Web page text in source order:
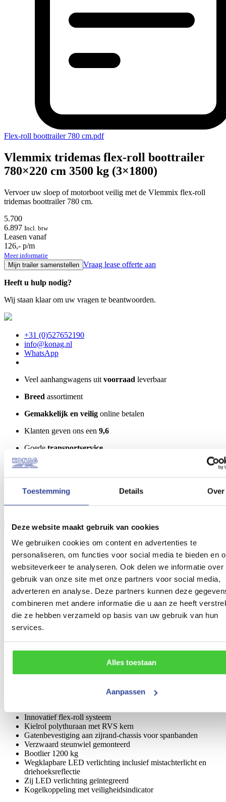
Toestemming Details Over
Deze website maakt gebruik van cookies
We gebruiken cookies om content en advertenties te
personaliseren, om functies voor social media te bieden en
websiteverkeer te analyseren. Ook delen we informatie over
gebruik van onze site met onze partners voor social media,
adverteren en analyse. Deze partners kunnen deze
combineren met andere informatie die u aan ze heeft
die ze hebben verzameld op basis van uw gebruik van hun
services.
Alles toestaan
Aanpassen
Flex-roll boottrailer 780 cm.pdf
Vlemmix tridemas flex-roll boottrailer
780×220 cm 3500 kg (3×1800)
Vervoer uw sloep of motorboot veilig met de Vlemmix flex-roll
tridemas boottrailer 780 cm.
5.700
6.897 Incl. btw
Leasen vanaf
126,- p/m
Meer informatie
Mijn trailer samenstellen Vraag lease offerte aan
Heeft u hulp nodig?
Wij staan klaar om uw vragen te beantwoorden.
+31 (0)527652190
info@konag.nl
WhatsApp
Veel aanhangwagens uit voorraad leverbaar
Breed assortiment
Gemakkelijk en veilig online betalen
Klanten geven ons een 9,6
Goede transportservice
Vereiste
Bijkomende kosten
Omschrijving
DeVlemmix flex-roll tridemas boottrailer 780 cmis een stevige
trailer die geschikt is voor boten met eenhoger gewicht. Deze
stevige tridemasser met 1800 kg assen zorgt voor extra draagkracht
en stabiliteit tijdens het rijden. Door het flex-roll systeem met
polyurethaan wielen krijgt uw boot een gelijkmatige ondersteuning.
Hierdoor voorkomt u krassen en laadt u de boot altijd soepel en
gecontroleerd. Het volbad gegalvaniseerde chassis en de RVS
hellingen. Daarnaast kunt u alle steunen en rollen nauwkeurig
verstellen, zodat de trailer perfect aansluit op de romp van uw boot.
185 R14 C banden voor een geringe laadvloerhoogte van 57
Innovatief flex-roll systeem
Kielrol polythuraan met RVS kern
Gatenbevestiging aan zijrand-chassis voor spanbanden
Verzwaard steunwiel gemonteerd
Bootlier 1200 kg
Wegklapbare LED verlichting inclusief mistachterlicht en
driehoeksreflectie
Zij LED verlichting geïntegreerd
Kogelkoppeling met veiligheidsindicator